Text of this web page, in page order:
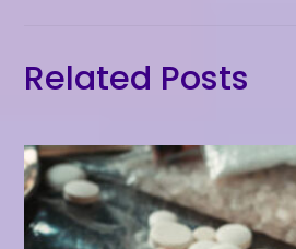
Related Posts